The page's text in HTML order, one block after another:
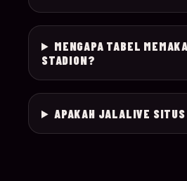
027
18-Jun-
15:00
028
26
19:00
029 21:00
MENGAPA TABEL
STADION?
APAKAH JALALIVE